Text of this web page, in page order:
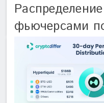
фьючерсами